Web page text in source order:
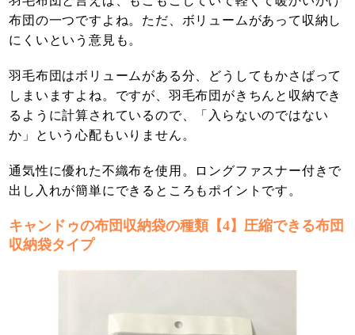
布団の一つですよね。ただ、ボリュームがあって収納し
にくいという意見も。
羽毛布団はボリュームがある分、どうしてもかさばって
しまいますよね。ですが、羽毛布団がきちんと収納でき
るように計算されているので、「入らないのではない
か」という心配もいりません。
通気性に優れた不織布を使用。ロングファスナー付きで
出し入れが簡単にできるところもポイントです。
キャンドゥの布団収納袋の種類【4】圧縮できる布団
収納袋タイプ